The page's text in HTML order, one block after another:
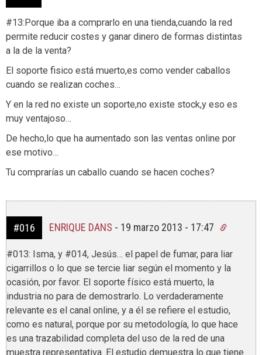
#13:Porque iba a comprarlo en una tienda,cuando la red
permite reducir costes y ganar dinero de formas distintas
a la de la venta?
El soporte fisico está muerto,es como vender caballos
cuando se realizan coches…
Y en la red no existe un soporte,no existe stock,y eso es
muy ventajoso…
De hecho,lo que ha aumentado son las ventas online por
ese motivo…
Tu comprarías un caballo cuando se hacen coches?
#016 ENRIQUE DANS - 19 marzo 2013 - 17:47
#013: Isma, y #014, Jesús… el papel de fumar, para liar
cigarrillos o lo que se tercie liar según el momento y la
ocasión, por favor. El soporte físico está muerto, la
industria no para de demostrarlo. Lo verdaderamente
relevante es el canal online, y a él se refiere el estudio,
como es natural, porque por su metodología, lo que hace
es una trazabilidad completa del uso de la red de una
muestra representativa. El estudio demuestra lo que tiene